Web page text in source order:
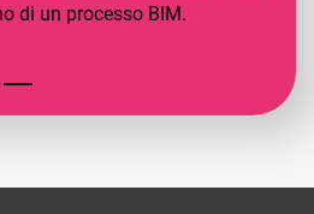
di un processo BIM.